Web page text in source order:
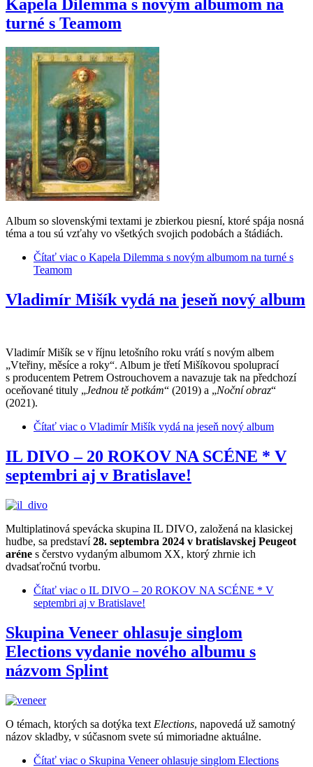
Kapela Dilemma s novým albumom na
turné s Teamom
Album so slovenskými textami je zbierkou piesní, ktoré spája nosná
téma a tou sú vzťahy vo všetkých svojich podobách a štádiách.
Čítať viac o Kapela Dilemma s novým albumom na turné s
Teamom
Vladimír Mišík vydá na jeseň nový album
Vladimír Mišík se v říjnu letošního roku vrátí s novým albem
„Vteřiny, měsíce a roky“. Album je třetí Mišíkovou spoluprací
s producentem Petrem Ostrouchovem a navazuje tak na předchozí
oceňované tituly „Jednou tě potkám“ (2019) a „Noční obraz“
(2021).
Čítať viac o Vladimír Mišík vydá na jeseň nový album
IL DIVO – 20 ROKOV NA SCÉNE * V
septembri aj v Bratislave!
Multiplatinová spevácka skupina IL DIVO, založená na klasickej
hudbe, sa predstaví28. septembra 2024 v bratislavskej Peugeot
aréne s čerstvo vydaným albumom XX, ktorý zhrnie ich
dvadsaťročnú tvorbu.
Čítať viac o IL DIVO – 20 ROKOV NA SCÉNE * V
septembri aj v Bratislave!
Skupina Veneer ohlasuje singlom
Elections vydanie nového albumu s
názvom Splint
O témach, ktorých sa dotýka text Elections, napovedá už samotný
názov skladby, v súčasnom svete sú mimoriadne aktuálne.
Čítať viac o Skupina Veneer ohlasuje singlom Elections